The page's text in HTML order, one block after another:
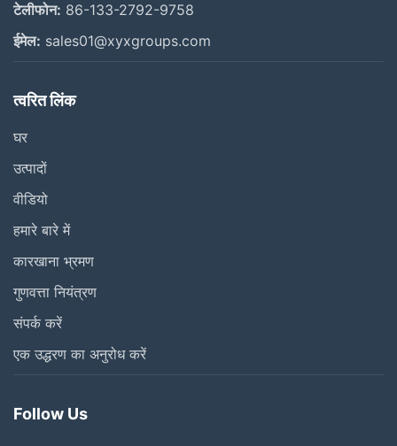
टेलीफोन: 86-133-2792-9758
ईमेल: sales01@xyxgroups.com
त्वरित लिंक
घर
उत्पादों
वीडियो
हमारे बारे में
कारखाना भ्रमण
गुणवत्ता नियंत्रण
संपर्क करें
एक उद्धरण का अनुरोध करें
Follow Us